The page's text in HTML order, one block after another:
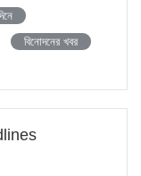
বিনোদনের খবর